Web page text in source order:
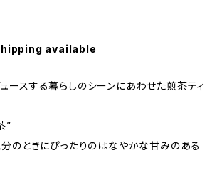
available
ースする暮らしのシーンにあわせた煎茶ティ
”
分のときにぴったりのはなやかな甘みのある